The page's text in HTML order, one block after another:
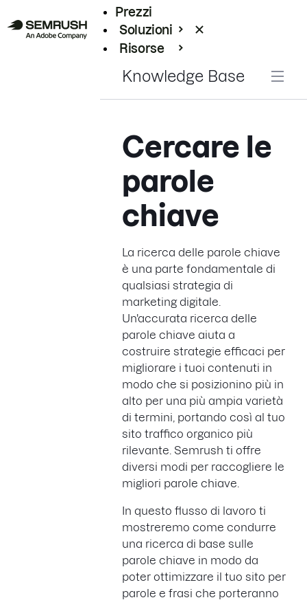
Prezzi
Soluzioni
Risorse
Knowledge Base
Cercare le
parole
chiave
La ricerca delle parole chiave
è una parte fondamentale di
qualsiasi strategia di
marketing digitale.
Un'accurata ricerca delle
parole chiave aiuta a
costruire strategie efficaci per
migliorare i tuoi contenuti in
modo che si posizionino più in
alto per una più ampia varietà
di termini, portando così al tuo
sito traffico organico più
rilevante. Semrush ti offre
diversi modi per raccogliere le
migliori parole chiave.
In questo flusso di lavoro ti
mostreremo come condurre
una ricerca di base sulle
parole chiave in modo da
poter ottimizzare il tuo sito per
parole e frasi che porteranno